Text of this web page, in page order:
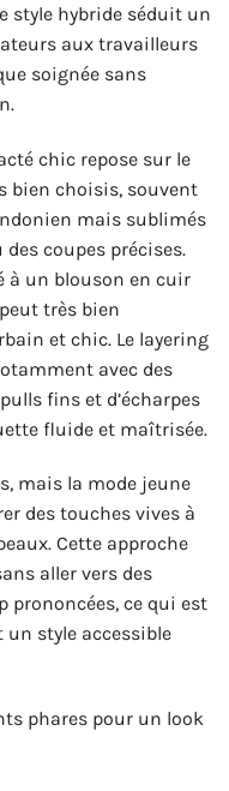
style hybride séduit un
aux travailleurs
soignée sans
chic repose sur le
bien choisis, souvent
mais sublimés
coupes précises.
à un blouson en cuir
très bien
et chic. Le layering
avec des
fins et d’écharpes
fluide et maîtrisée.
mais la mode jeune
des touches vives à
Cette approche
aller vers des
prononcées, ce qui est
style accessible
phares pour un look